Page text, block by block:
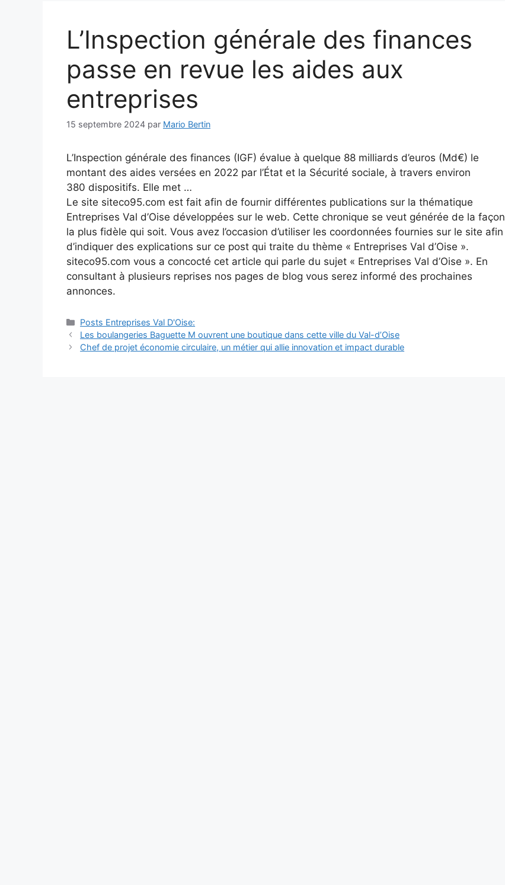
L’Inspection générale des finances
passe en revue les aides aux
entreprises
15 septembre 2024 par Mario Bertin
L’Inspection générale des finances (IGF) évalue à quelque 88 milliards d’euros (Md€) le
montant des aides versées en 2022 par l’État et la Sécurité sociale, à travers environ
380 dispositifs. Elle met …
Le site siteco95.com est fait afin de fournir différentes publications sur la thématique
Entreprises Val d’Oise développées sur le web. Cette chronique se veut générée de la façon
la plus fidèle qui soit. Vous avez l’occasion d’utiliser les coordonnées fournies sur le site afin
d’indiquer des explications sur ce post qui traite du thème « Entreprises Val d’Oise ».
siteco95.com vous a concocté cet article qui parle du sujet « Entreprises Val d’Oise ». En
consultant à plusieurs reprises nos pages de blog vous serez informé des prochaines
annonces.
Catégories
Posts Entreprises Val D'Oise:
Navigation
des
Les boulangeries Baguette M ouvrent une boutique dans cette ville du Val-d’Oise
Chef de projet économie circulaire, un métier qui allie innovation et impact durable